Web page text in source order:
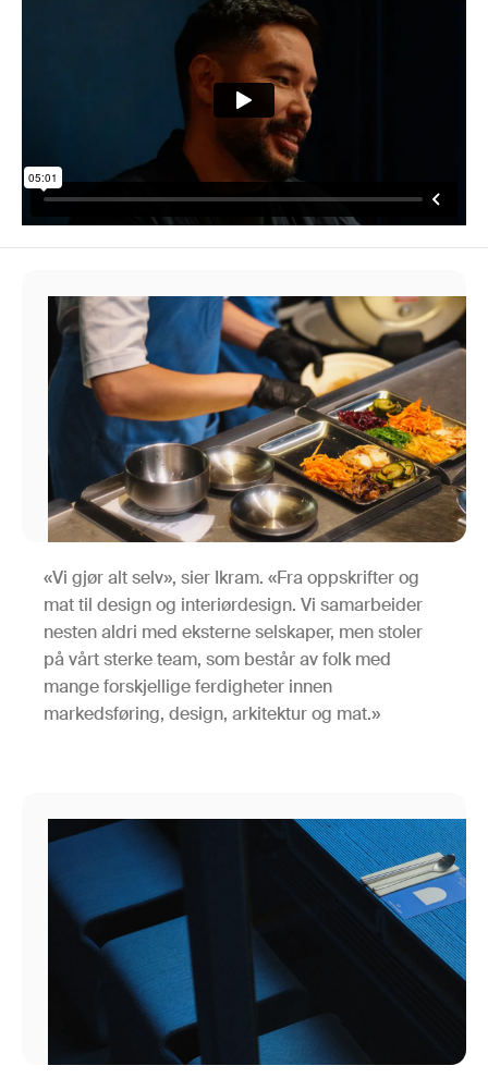
«Vi gjør alt selv», sier Ikram. «Fra oppskrifter og
mat til design og interiørdesign. Vi samarbeider
nesten aldri med eksterne selskaper, men stoler
på vårt sterke team, som består av folk med
mange forskjellige ferdigheter innen
markedsføring, design, arkitektur og mat.»